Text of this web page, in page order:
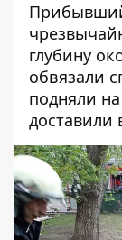
глубину
обвязали
подняли
доставили